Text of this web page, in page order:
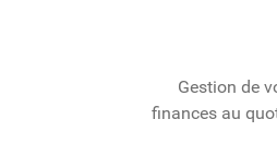
Gestion de
finances au